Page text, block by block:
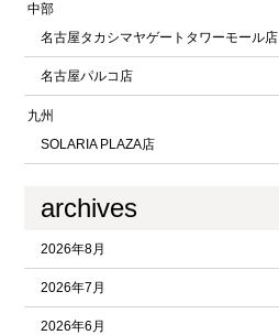
中部
名古屋タカシマヤゲートタワーモール店
名古屋パルコ店
九州
SOLARIA PLAZA店
archives
2026年8月
2026年7月
2026年6月